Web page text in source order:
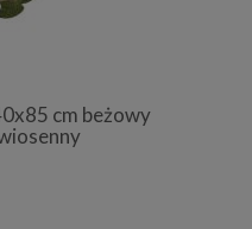
cm beżowy